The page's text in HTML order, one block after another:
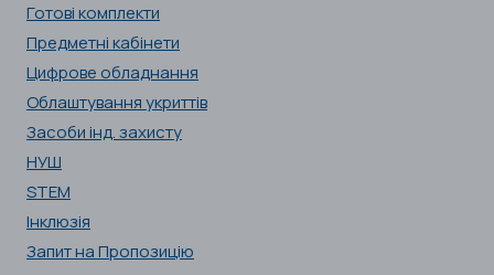
Готові комплекти
Предметні кабінети
Цифрове обладнання
Облаштування укриттів
Засоби інд. захисту
НУШ
STEM
Інклюзія
Запит на Пропозицію